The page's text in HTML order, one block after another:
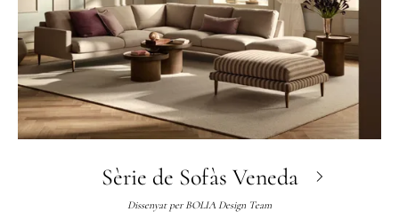
Sèrie de Sofàs Veneda
Dissenyat per BOLIA Design Team